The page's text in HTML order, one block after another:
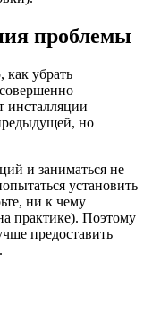
проблемы
как убрать
инсталляции
но
и заниматься не
установить
ни к чему
практике). Поэтому
предоставить